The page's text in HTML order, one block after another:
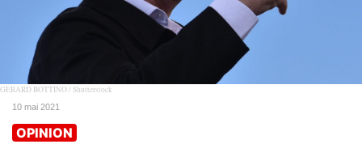
GERARD BOTTINO / Shutterstock
10 mai 2021
OPINION